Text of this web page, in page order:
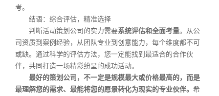
考。
结语：综合评估，精准选择
判断活动策划公司的实力需要系统评估和全面考量。从公
司资质到案例经验，从团队专业到创意能力，每个维度都不可
或缺。通过科学的评估方法，您一定能找到最适合的合作伙
伴，共同打造一场精彩纷呈的成功活动。
最好的策划公司，不一定是规模最大或价格最高的，而是
最理解您的需求、最能将您的愿景转化为现实的专业伙伴。希